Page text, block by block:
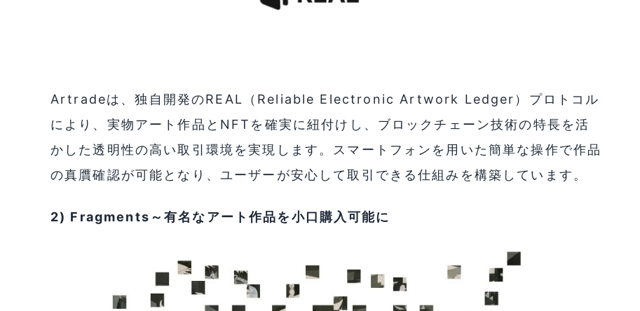
Artradeは、独自開発のREAL（Reliable Electronic Artwork Ledger）プロトコル
により、実物アート作品とNFTを確実に紐付けし、ブロックチェーン技術の特長を活
かした透明性の高い取引環境を実現します。スマートフォンを用いた簡単な操作で作品
の真贋確認が可能となり、ユーザーが安心して取引できる仕組みを構築しています。
2) Fragments～有名なアート作品を小口購入可能に